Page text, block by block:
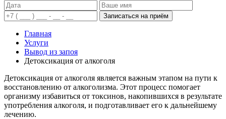
Записаться на приём
Главная
Услуги
Вывод из запоя
Детоксикация от алкоголя
Детоксикация от алкоголя является важным этапом на пути к
восстановлению от алкоголизма. Этот процесс помогает
организму избавиться от токсинов, накопившихся в результате
употребления алкоголя, и подготавливает его к дальнейшему
лечению.